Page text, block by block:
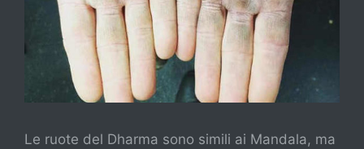
Le ruote del Dharma sono simili ai Mandala, ma